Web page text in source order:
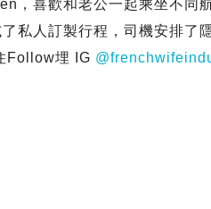
，喜歡和老公一起乘坐不同
私人訂製行程，司機安排了
Follow埋 IG